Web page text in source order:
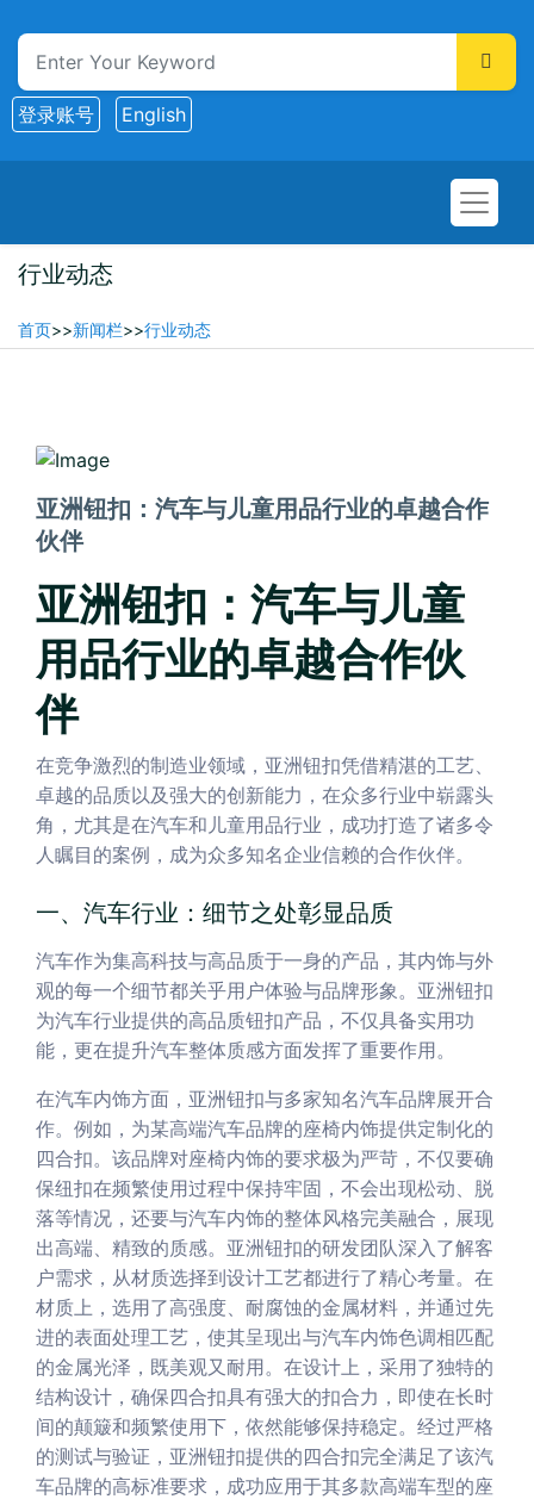
登录账号 English
行业动态
首页>>新闻栏>>行业动态
2025-06-01
亚洲钮扣：汽车与儿童用品行业的卓越合作
伙伴
亚洲钮扣：汽车与儿童
用品行业的卓越合作伙
伴
在竞争激烈的制造业领域，亚洲钮扣凭借精湛的工艺、
卓越的品质以及强大的创新能力，在众多行业中崭露头
角，尤其是在汽车和儿童用品行业，成功打造了诸多令
人瞩目的案例，成为众多知名企业信赖的合作伙伴。
一、汽车行业：细节之处彰显品质
汽车作为集高科技与高品质于一身的产品，其内饰与外
观的每一个细节都关乎用户体验与品牌形象。亚洲钮扣
为汽车行业提供的高品质钮扣产品，不仅具备实用功
能，更在提升汽车整体质感方面发挥了重要作用。
在汽车内饰方面，亚洲钮扣与多家知名汽车品牌展开合
作。例如，为某高端汽车品牌的座椅内饰提供定制化的
四合扣。该品牌对座椅内饰的要求极为严苛，不仅要确
保纽扣在频繁使用过程中保持牢固，不会出现松动、脱
落等情况，还要与汽车内饰的整体风格完美融合，展现
出高端、精致的质感。亚洲钮扣的研发团队深入了解客
户需求，从材质选择到设计工艺都进行了精心考量。在
材质上，选用了高强度、耐腐蚀的金属材料，并通过先
进的表面处理工艺，使其呈现出与汽车内饰色调相匹配
的金属光泽，既美观又耐用。在设计上，采用了独特的
结构设计，确保四合扣具有强大的扣合力，即使在长时
间的颠簸和频繁使用下，依然能够保持稳定。经过严格
的测试与验证，亚洲钮扣提供的四合扣完全满足了该汽
车品牌的高标准要求，成功应用于其多款高端车型的座